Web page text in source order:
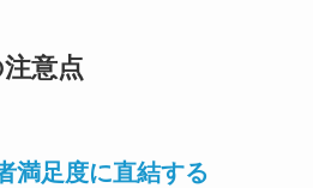
意点
満足度に直結する